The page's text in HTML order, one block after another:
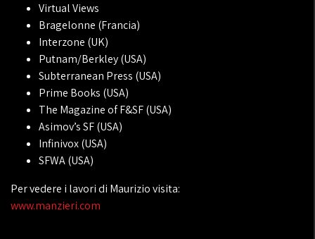
Virtual Views
Bragelonne (Francia)
Interzone (UK)
Putnam/Berkley (USA)
Subterranean Press (USA)
Prime Books (USA)
The Magazine of F&SF (USA)
Asimov’s SF (USA)
Infinivox (USA)
SFWA (USA)
Per vedere i lavori di Maurizio visita:
www.manzieri.com